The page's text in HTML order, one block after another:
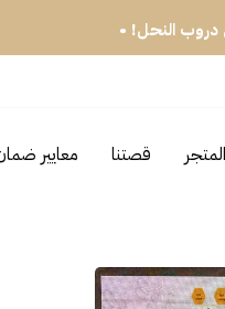
البشرة الطبيعي من دروب
المتجر قصتنا معايير